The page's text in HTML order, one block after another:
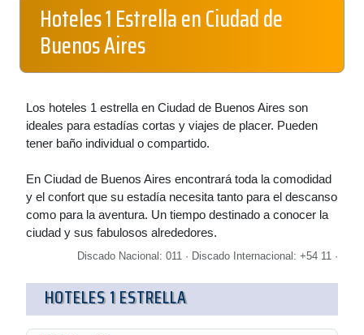
Hoteles 1 Estrella en Ciudad de
Buenos Aires
Los hoteles 1 estrella en Ciudad de Buenos Aires son
ideales para estadías cortas y viajes de placer. Pueden
tener baño individual o compartido.
En Ciudad de Buenos Aires encontrará toda la comodidad
y el confort que su estadía necesita tanto para el descanso
como para la aventura. Un tiempo destinado a conocer la
ciudad y sus fabulosos alrededores.
Discado Nacional: 011 · Discado Internacional: +54 11 ·
HOTELES 1 ESTRELLA